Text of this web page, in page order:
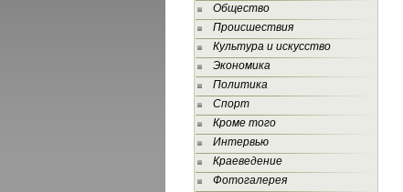
Общество
Происшествия
Культура и искусство
Экономика
Политика
Спорт
Кроме того
Интервью
Краеведение
Фотогалерея